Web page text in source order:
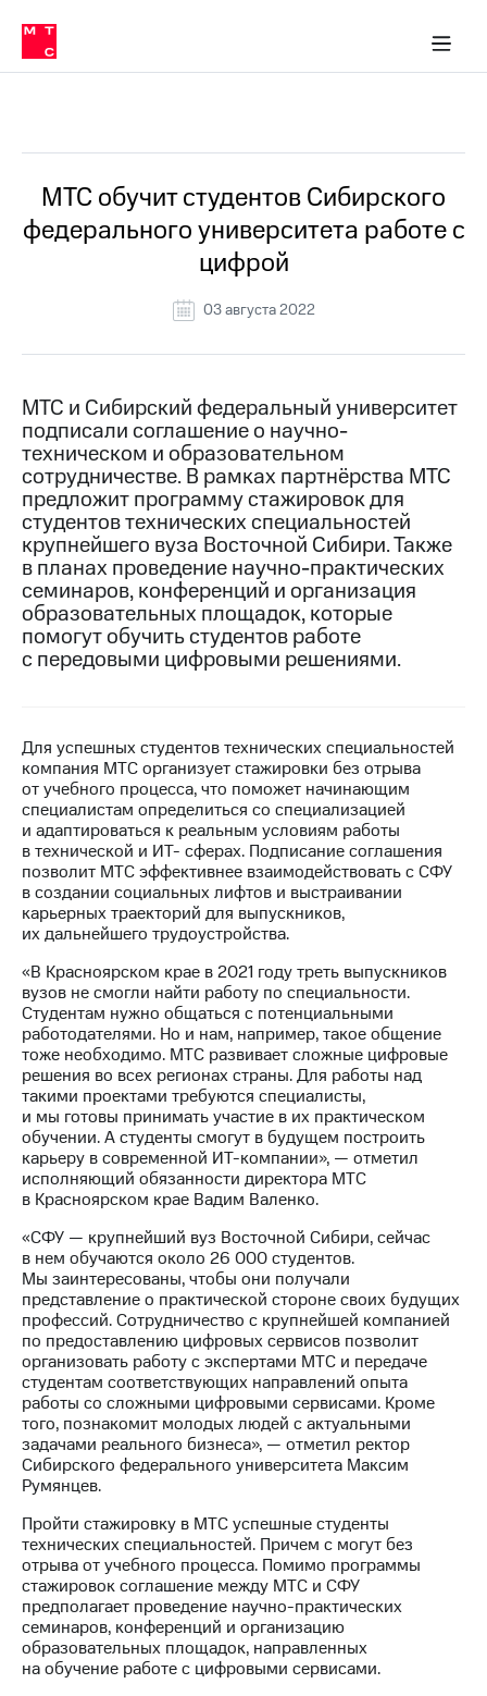
Медиа-центр
и акционерам
Устойчивое развитие
Комплаенс и деловая этика
компании
Карьера
История
компании
информация
Контакты
Медиа-центр
Пресс-
релизы
МТС
о технологиях
Достижения
Интервью
Финансовая
Новости
в
регионе
и акционерам
Корпоративное
управление
Корпоративный
Раскрытие
информации
Информация
акционерам
Документы
ПАО
"МТС"
Собрания
акционеров
Личный
кабинет
акционера
Акционерный
капитал
Контроль
и
аудит
Рынок
акций
Описание
Программа
приобретения
Порядок
выкупа
акций
Дивиденды
Рынок
облигаций
Описание
Еврооблигации-2023
Уведомление
о
погашении
в МТС
Пресс-
релизы
о технологиях
МТС обучит студентов Сибирского
федерального университета работе с
цифрой
03 августа 2022
МТС и Сибирский федеральный университет
подписали соглашение о научно-
техническом и образовательном
сотрудничестве. В рамках партнёрства МТС
предложит программу стажировок для
студентов технических специальностей
крупнейшего вуза Восточной Сибири. Также
в планах проведение научно-практических
семинаров, конференций и организация
образовательных площадок, которые
помогут обучить студентов работе
с передовыми цифровыми решениями.
Для успешных студентов технических специальностей
компания МТС организует стажировки без отрыва
от учебного процесса, что поможет начинающим
специалистам определиться со специализацией
и адаптироваться к реальным условиям работы
в технической и ИТ- сферах. Подписание соглашения
позволит МТС эффективнее взаимодействовать с СФУ
в создании социальных лифтов и выстраивании
карьерных траекторий для выпускников,
их дальнейшего трудоустройства.
«В Красноярском крае в 2021 году треть выпускников
вузов не смогли найти работу по специальности.
Студентам нужно общаться с потенциальными
работодателями. Но и нам, например, такое общение
тоже необходимо. МТС развивает сложные цифровые
решения во всех регионах страны. Для работы над
такими проектами требуются специалисты,
и мы готовы принимать участие в их практическом
обучении. А студенты смогут в будущем построить
карьеру в современной ИТ-компании», — отметил
исполняющий обязанности директора МТС
в Красноярском крае Вадим Валенко.
«СФУ — крупнейший вуз Восточной Сибири, сейчас
в нем обучаются около 26 000 студентов.
Мы заинтересованы, чтобы они получали
представление о практической стороне своих будущих
профессий. Сотрудничество с крупнейшей компанией
по предоставлению цифровых сервисов позволит
организовать работу с экспертами МТС и передаче
студентам соответствующих направлений опыта
работы со сложными цифровыми сервисами. Кроме
того, познакомит молодых людей с актуальными
задачами реального бизнеса», — отметил ректор
Сибирского федерального университета Максим
Румянцев.
Пройти стажировку в МТС успешные студенты
технических специальностей. Причем с могут без
отрыва от учебного процесса. Помимо программы
стажировок соглашение между МТС и СФУ
предполагает проведение научно-практических
семинаров, конференций и организацию
образовательных площадок, направленных
на обучение работе с цифровыми сервисами.